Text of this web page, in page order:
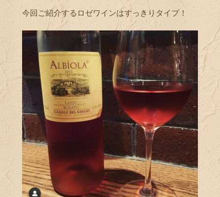
今回ご紹介するロゼワインはすっきりタイプ！